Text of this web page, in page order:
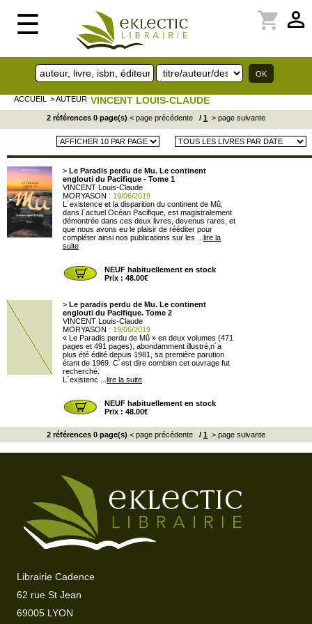
☰ perm_identity
shopping_cart
ACCUEIL > AUTEUR VINCENT LOUIS-CLAUDE
2 références 0 page(s) < page précédente / 1 > page suivante
> Le Paradis perdu de Mu. Le continent
englouti du Pacifique - Tome 1
VINCENT Louis-Claude
MORYASON : 19/06/2019
L´existence et la disparition du continent de Mû,
dans l´actuel Océan Pacifique, est magistralement
démontrée dans ces deux livres, devenus rares, et
que nous avons eu le plaisir de rééditer pour
compléter ainsi nos publications sur les ... lire la
suite
NEUF habituellement en stock
Prix : 48.00€
> Le paradis perdu de Mu. Le continent
englouti du Pacifique. Tome 2
VINCENT Louis-Claude
MORYASON : 19/06/2019
« Le Paradis perdu de Mû » en deux volumes (471
pages et 491 pages), abondamment illustré,n´a
plus été édité depuis 1981, sa première parution
étant de 1969. C´est dire combien cet ouvrage fut
recherché.
L´existenc ... lire la suite
NEUF habituellement en stock
Prix : 48.00€
2 références 0 page(s) < page précédente / 1 > page suivante
Librairie Cadence
62 rue St Jean
69005 LYON